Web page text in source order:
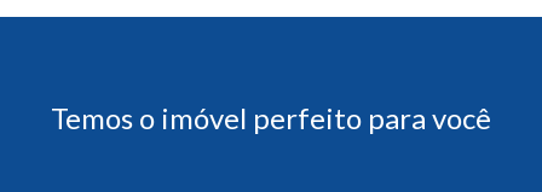
Temos o imóvel perfeito para você